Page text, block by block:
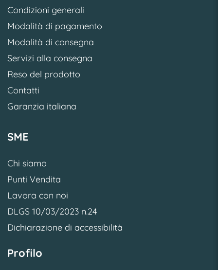
Condizioni generali
Modalità di pagamento
Modalità di consegna
Servizi alla consegna
Reso del prodotto
Contatti
Garanzia italiana
SME
Chi siamo
Punti Vendita
Lavora con noi
DLGS 10/03/2023 n.24
Dichiarazione di accessibilità
Profilo